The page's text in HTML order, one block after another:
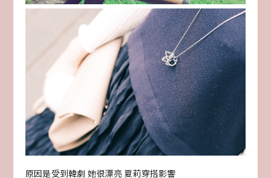
原因是受到韓劇 她很漂亮 夏莉穿搭影響